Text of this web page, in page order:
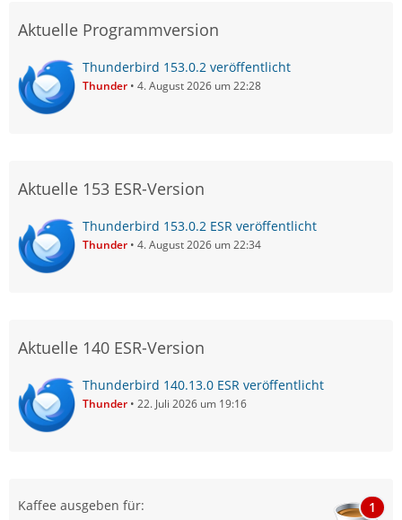
Aktuelle Programmversion
Thunderbird 153.0.2 veröffentlicht
Thunder 4. August 2026 um 22:28
Aktuelle 153 ESR-Version
Thunderbird 153.0.2 ESR veröffentlicht
Thunder 4. August 2026 um 22:34
Aktuelle 140 ESR-Version
Thunderbird 140.13.0 ESR veröffentlicht
Thunder 22. Juli 2026 um 19:16
Kaffee ausgeben für: 1